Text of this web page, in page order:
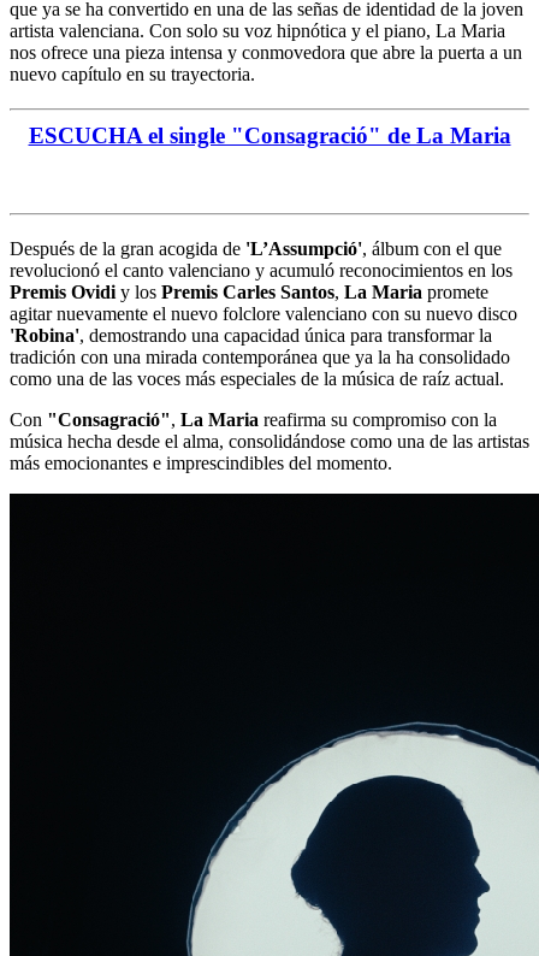
que ya se ha convertido en una de las señas de identidad de la joven
artista valenciana. Con solo su voz hipnótica y el piano, La Maria
nos ofrece una pieza intensa y conmovedora que abre la puerta a un
nuevo capítulo en su trayectoria.
ESCUCHA el single "Consagració" de La Maria
Después de la gran acogida de 'L’Assumpció', álbum con el que
revolucionó el canto valenciano y acumuló reconocimientos en los
Premis Ovidi y los Premis Carles Santos, La Maria promete
agitar nuevamente el nuevo folclore valenciano con su nuevo disco
'Robina', demostrando una capacidad única para transformar la
tradición con una mirada contemporánea que ya la ha consolidado
como una de las voces más especiales de la música de raíz actual.
Con "Consagració", La Maria reafirma su compromiso con la
música hecha desde el alma, consolidándose como una de las artistas
más emocionantes e imprescindibles del momento.